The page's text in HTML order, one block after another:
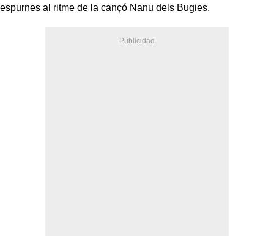
espurnes al ritme de la cançó Nanu dels Bugies.